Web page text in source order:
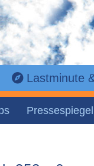
Lastminute
Pressespiegel